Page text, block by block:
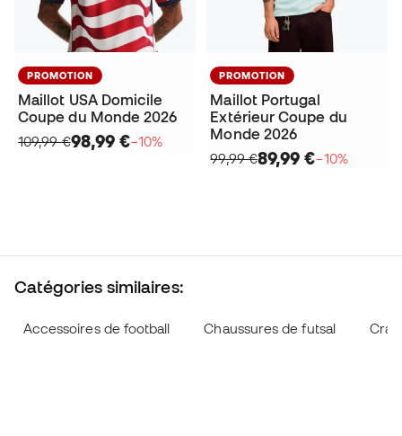
PROMOTION
Maillot USA Domicile
Coupe du Monde 2026
109,99 €98,99 €−10%
PROMOTION
Maillot Portugal
Extérieur Coupe du
Monde 2026
99,99 €89,99 €−10%
Catégories similaires:
Accessoires de football Chaussures de futsal